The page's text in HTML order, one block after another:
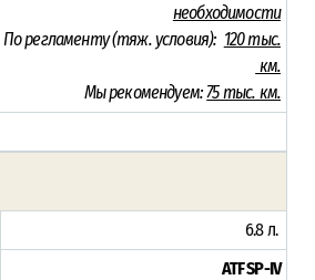
необходимости
По регламенту (тяж. условия): 120тыс.
км.
Мы рекомендуем:75 тыс. км.
6.8 л.
ATF SP-IV